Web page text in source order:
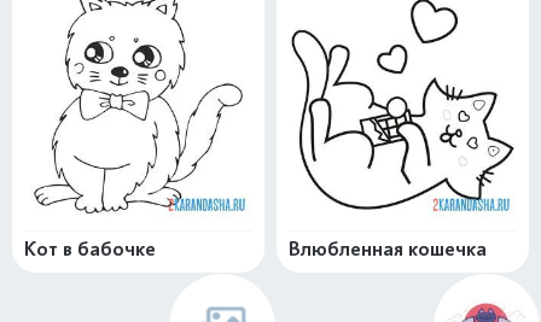
Кот в бабочке Влюбленная кошечка